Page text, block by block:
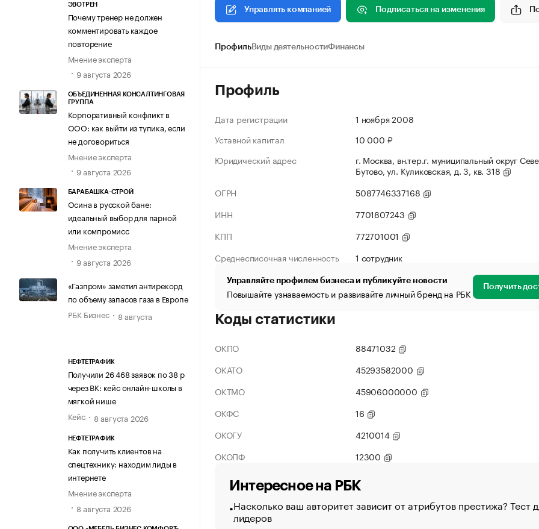
ЭВОТРЕН
Почему тренер не должен
комментировать каждое
повторение
Мнение эксперта
9 августа 2026
ОБЪЕДИНЕННАЯ КОНСАЛТИНГОВАЯ
ГРУППА
Корпоративный конфликт в
ООО: как выйти из тупика, если
не договориться
Мнение эксперта
9 августа 2026
БАРАБАШКА-СТРОЙ
Осина в русской бане:
идеальный выбор для парной
или компромисс
Мнение эксперта
9 августа 2026
«Газпром» заметил антирекорд
по объему запасов газа в Европе
РБК Бизнес
8 августа
НЕФТЕТРАФИК
Получили 26 468 заявок по 38 р
через ВК: кейс онлайн-школы в
мягкой нише
Кейс
8 августа 2026
НЕФТЕТРАФИК
Как получить клиентов на
спецтехнику: находим лиды в
интернете
Мнение эксперта
8 августа 2026
Управлять компанией Подписаться на изменения
ПрофильВиды деятельностиФинансы
Профиль
Дата регистрации
1 ноября 2008
Уставной капитал
10 000 ₽
Юридический адрес
г. Москва, вн.тер.г. муниципальный округ
Бутово, ул. Куликовская, д. 3, кв. 318
ОГРН
5087746337168
ИНН
7701807243
КПП
772701001
Среднесписочная численность
1 сотрудник
Управляйте профилем бизнеса и публикуйте новости
Повышайте узнаваемость и развивайте личный бренд на РБК Получить
Коды статистики
ОКПО
88471032
ОКАТО
45293582000
ОКТМО
45906000000
ОКФС
16
ОКОГУ
4210014
ОКОПФ
12300
Интересное на РБК
Насколько ваш авторитет зависит от атрибутов престижа? Тест
лидеров